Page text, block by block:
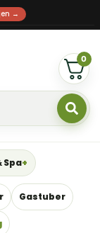
→
0
Spa
Gastuber